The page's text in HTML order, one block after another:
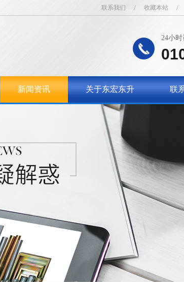
联系我们 / 收藏本站 /
24小时
新闻资讯 关于东宏东升 联